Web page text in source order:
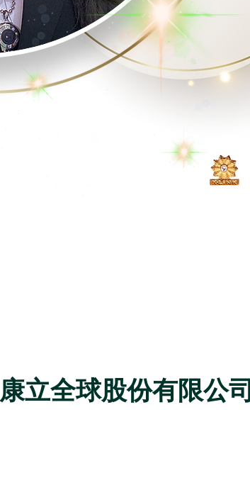
康立全球股份有限公